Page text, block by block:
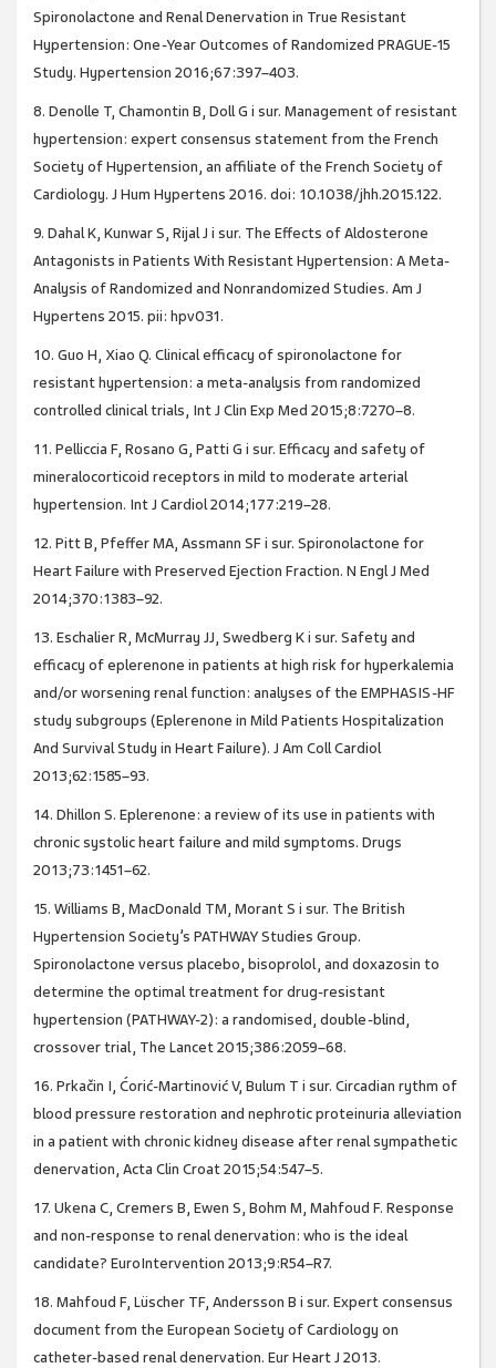
Spironolactone and Renal Denervation in True Resistant
Hypertension: One-Year Outcomes of Randomized PRAGUE-15
Study. Hypertension 2016;67:397–403.
8. Denolle T, Chamontin B, Doll G i sur. Management of resistant
hypertension: expert consensus statement from the French
Society of Hypertension, an affiliate of the French Society of
Cardiology. J Hum Hypertens 2016. doi: 10.1038/jhh.2015.122.
9. Dahal K, Kunwar S, Rijal J i sur. The Effects of Aldosterone
Antagonists in Patients With Resistant Hypertension: A Meta-
Analysis of Randomized and Nonrandomized Studies. Am J
Hypertens 2015. pii: hpv031.
10. Guo H, Xiao Q. Clinical efficacy of spironolactone for
resistant hypertension: a meta-analysis from randomized
controlled clinical trials, Int J Clin Exp Med 2015;8:7270–8.
11. Pelliccia F, Rosano G, Patti G i sur. Efficacy and safety of
mineralocorticoid receptors in mild to moderate arterial
hypertension. Int J Cardiol 2014;177:219–28.
12. Pitt B, Pfeffer MA, Assmann SF i sur. Spironolactone for
Heart Failure with Preserved Ejection Fraction. N Engl J Med
2014;370:1383–92.
13. Eschalier R, McMurray JJ, Swedberg K i sur. Safety and
efficacy of eplerenone in patients at high risk for hyperkalemia
and/or worsening renal function: analyses of the EMPHASIS-HF
study subgroups (Eplerenone in Mild Patients Hospitalization
And Survival Study in Heart Failure). J Am Coll Cardiol
2013;62:1585–93.
14. Dhillon S. Eplerenone: a review of its use in patients with
chronic systolic heart failure and mild symptoms. Drugs
2013;73:1451–62.
15. Williams B, MacDonald TM, Morant S i sur. The British
Hypertension Society’s PATHWAY Studies Group.
Spironolactone versus placebo, bisoprolol, and doxazosin to
determine the optimal treatment for drug-resistant
hypertension (PATHWAY-2): a randomised, double-blind,
crossover trial, The Lancet 2015;386:2059–68.
16. Prkačin I, Ćorić-Martinović V, Bulum T i sur. Circadian rythm of
blood pressure restoration and nephrotic proteinuria alleviation
in a patient with chronic kidney disease after renal sympathetic
denervation, Acta Clin Croat 2015;54:547–5.
17. Ukena C, Cremers B, Ewen S, Bohm M, Mahfoud F. Response
and non-response to renal denervation: who is the ideal
candidate? EuroIntervention 2013;9:R54–R7.
18. Mahfoud F, Lüscher TF, Andersson B i sur. Expert consensus
document from the European Society of Cardiology on
catheter-based renal denervation. Eur Heart J 2013.